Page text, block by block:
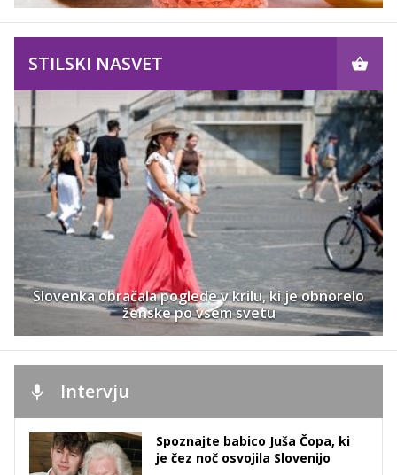
STILSKI NASVET
Slovenka obračala poglede v krilu, ki je obnorelo
ženske po vsem svetu
Intervju
Spoznajte babico Juša Čopa, ki
je čez noč osvojila Slovenijo